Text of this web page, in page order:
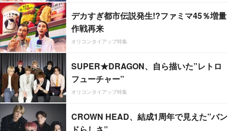
デカすぎ都市伝説発生!?ファミマ45％増量
作戦再来
オリコンタイアップ特集
SUPER★DRAGON、自ら描いた”レトロ
フューチャー”
オリコンタイアップ特集
CROWN HEAD、結成1周年で見えた”バン